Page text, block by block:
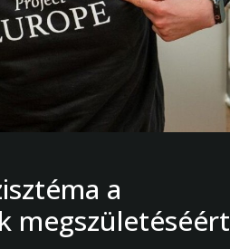
a
megszületéséért